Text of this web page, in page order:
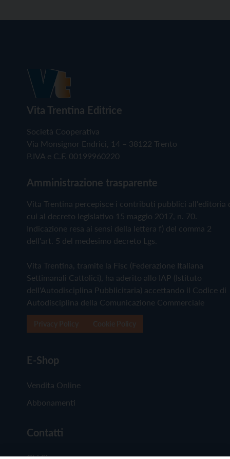
Vita Trentina Editrice
Società Cooperativa
Via Monsignor Endrici, 14 – 38122 Trento
P.IVA e C.F. 00199960220
Amministrazione trasparente
Vita Trentina percepisce i contributi pubblici all'editoria
cui al decreto legislativo 15 maggio 2017, n. 70.
Indicazione resa ai sensi della lettera f) del comma 2
dell'art. 5 del medesimo decreto Lgs.
Vita Trentina, tramite la Fisc (Federazione Italiana
Settimanali Cattolici), ha aderito allo IAP (Istituto
dell'Autodisciplina Pubblicitaria) accettando il Codice di
Autodisciplina della Comunicazione Commerciale
E-Shop
Vendita Online
Abbonamenti
Contatti